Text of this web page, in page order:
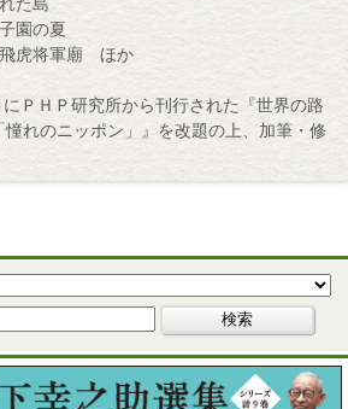
た島
園の夏
飛虎将軍廟 ほか
ＰＨＰ研究所から刊行された『世界の路
れのニッポン」』を改題の上、加筆・修